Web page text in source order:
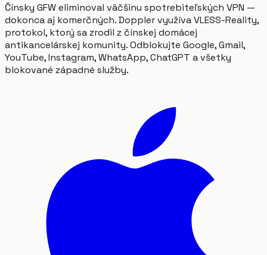
Čínsky GFW eliminoval väčšinu spotrebiteľských VPN —
dokonca aj komerčných. Doppler využíva VLESS-Reality,
protokol, ktorý sa zrodil z čínskej domácej
antikancelárskej komunity. Odblokujte Google, Gmail,
YouTube, Instagram, WhatsApp, ChatGPT a všetky
blokované západné služby.